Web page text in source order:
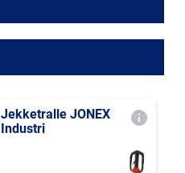
Jekketralle JONEX
Industri